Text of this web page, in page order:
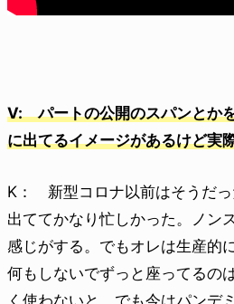
V: パートの公開のスパンとか
に出てるイメージがあるけど実
K： 新型コロナ以前はそうだっ
出ててかなり忙しかった。ノン
感じがする。でもオレは生産的
何もしないでずっと座ってるの
く使わないと。でも今はパンデ